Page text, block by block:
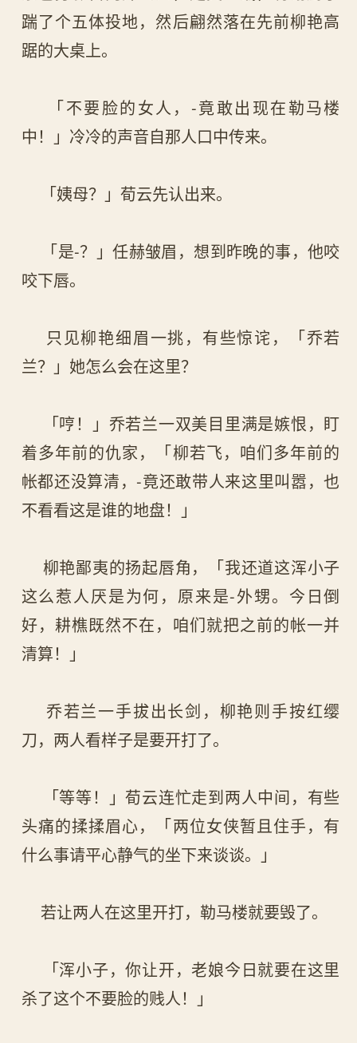
踹了个五体投地，然后翩然落在先前柳艳高
踞的大桌上。
「不要脸的女人，-竟敢出现在勒马楼
中！」冷冷的声音自那人口中传来。
「姨母？」荀云先认出来。
「是-？」任赫皱眉，想到昨晚的事，他咬
咬下唇。
只见柳艳细眉一挑，有些惊诧，「乔若
兰？」她怎么会在这里？
「哼！」乔若兰一双美目里满是嫉恨，盯
着多年前的仇家，「柳若飞，咱们多年前的
帐都还没算清，-竟还敢带人来这里叫嚣，也
不看看这是谁的地盘！」
柳艳鄙夷的扬起唇角，「我还道这浑小子
这么惹人厌是为何，原来是-外甥。今日倒
好，耕樵既然不在，咱们就把之前的帐一并
清算！」
乔若兰一手拔出长剑，柳艳则手按红缨
刀，两人看样子是要开打了。
「等等！」荀云连忙走到两人中间，有些
头痛的揉揉眉心，「两位女侠暂且住手，有
什么事请平心静气的坐下来谈谈。」
若让两人在这里开打，勒马楼就要毁了。
「浑小子，你让开，老娘今日就要在这里
杀了这个不要脸的贱人！」